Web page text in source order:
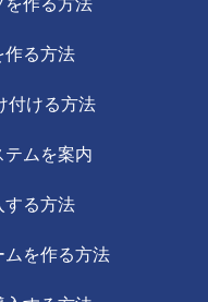
作る方法
付ける方法
ムを案内
する方法
を作る方法